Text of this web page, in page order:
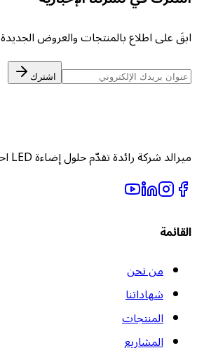
ابقَ على اطلاع بالمنتجات والعروض الجديدة
اشترك
ميرالد شركة رائدة تقدّم حلول إضاءة LED احترافية لمتاجر المجوهرات والأحجار الكريمة.
القائمة
من نحن
شهاداتنا
المنتجات
المشاريع